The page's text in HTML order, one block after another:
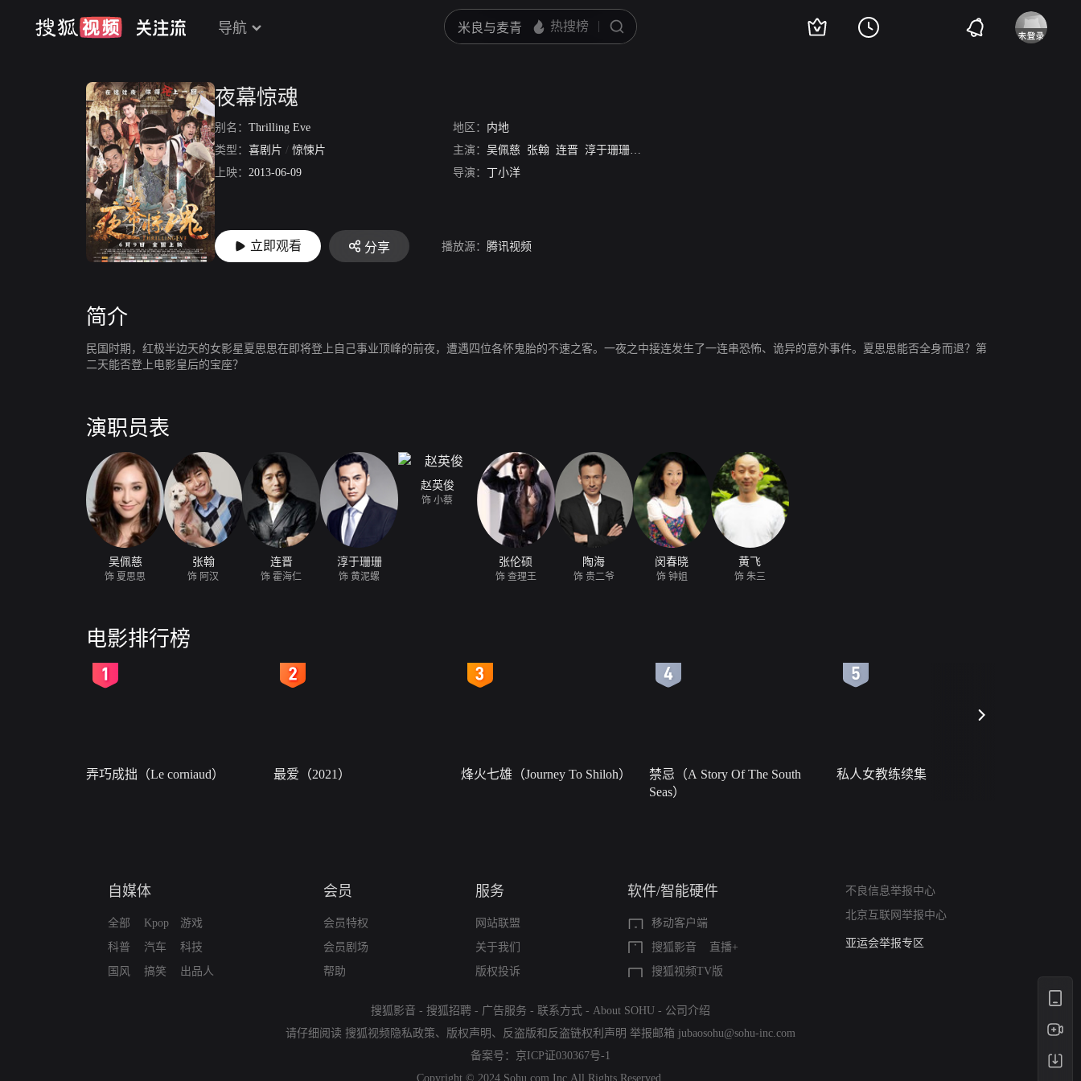
导航
夜幕惊魂
别名： Thrilling Eve 地区： 内地
类型： 喜剧片 / 惊悚片 主演： 吴佩慈 张翰 连晋 淳于珊珊 赵英俊
上映： 2013-06-09 导演： 丁小洋
立即观看 分享 播放源： 腾讯视频
简介
民国时期，红极半边天的女影星夏思思在即将登上自己事业顶峰的前夜，遭遇四位各怀鬼胎的不速之客。一夜之中接连发生了一连串恐怖、诡异的意外事件。夏思思能否全身而退？第
二天能否登上电影皇后的宝座？
演职员表
吴佩慈
饰 夏思思
张翰
饰 阿汉
连晋
饰 霍海仁
淳于珊珊
饰 黄泥螺
赵英俊
饰 小蔡
张伦硕
饰 查理王
陶海
饰 贵二爷
闵春晓
饰 钟姐
黄飞
饰 朱三
电影排行榜
弄巧成拙（Le corniaud） 最爱（2021） 烽火七雄（Journey To Shiloh）
禁忌（A Story Of The South
Seas）
私人女教练续集
自媒体
全部
科普
国风
Kpop
汽车
搞笑
游戏
科技
出品人
会员
会员特权
会员剧场
帮助
服务
网站联盟
关于我们
版权投诉
软件/智能硬件
移动客户端
搜狐影音
直播+
搜狐视频TV版
不良信息举报中心
北京互联网举报中心
算法推荐专项举报
亚运会举报专区
搜狐影音 - 搜狐招聘 - 广告服务 - 联系方式 - About SOHU - 公司介绍
请仔细阅读 搜狐视频隐私政策、 版权声明 、 反盗版和反盗链权利声明 举报邮箱 jubaosohu@sohu-inc.com
备案号： 京ICP证030367号-1
Copyright © 2024 Sohu.com Inc.All Rights Reserved.